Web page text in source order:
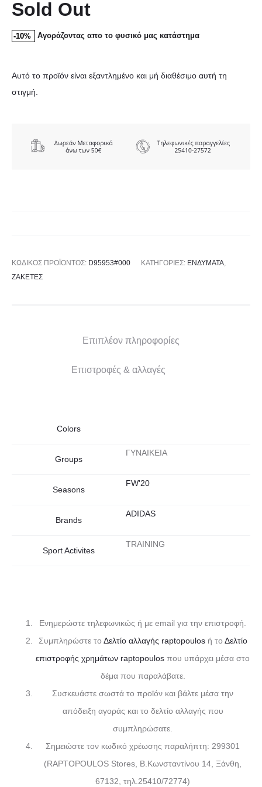
Sold Out
-10% Αγοράζοντας απο το φυσικό μας κατάστημα
Αυτό το προϊόν είναι εξαντλημένο και μή διαθέσιμο αυτή τη
στιγμή.
ΚΩΔΙΚΌΣ ΠΡΟΪΌΝΤΟΣ: D95953#000 ΚΑΤΗΓΟΡΊΕΣ: ΕΝΔΥΜΑΤΑ
ΖΑΚΕΤΕΣ
Επιπλέον πληροφορίες
Επιστροφές & αλλαγές
Colors
Groups
ΓΥΝΑΙΚΕΙΑ
Seasons
FW'20
Brands
ADIDAS
Sport Activites
TRAINING
Ενημερώστε τηλεφωνικώς ή με email για την επιστροφή.
Συμπληρώστε το Δελτίο αλλαγής raptopoulosή το Δελτίο
επιστροφής χρημάτων raptopoulos που υπάρχει μέσα στο
δέμα που παραλάβατε.
Συσκευάστε σωστά το προϊόν και βάλτε μέσα την
απόδειξη αγοράς και το δελτίο αλλαγής που
συμπληρώσατε.
Σημειώστε τον κωδικό χρέωσης παραλήπτη: 299301
(RAPTOPOULOS Stores, Β.Κωνσταντίνου 14, Ξάνθη,
67132, τηλ.25410/72774)